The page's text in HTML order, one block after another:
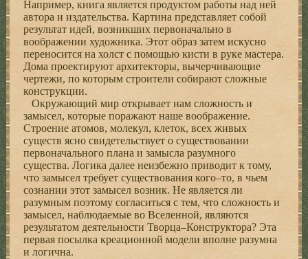
Например, книга является продуктом работы над ней
автора и издательства. Картина представляет собой
результат идей, возникших первоначально в
воображении художника. Этот образ затем искусно
переносится на холст с помощью кисти в руке мастера.
Дома проектируют архитекторы, вычерчивающие
чертежи, по которым строители собирают сложные
конструкции.
Окружающий мир открывает нам сложность и
замысел, которые поражают наше воображение.
Строение атомов, молекул, клеток, всех живых
существ ясно свидетельствует о существовании
первоначального плана и замысла разумного
существа. Логика далее неизбежно приводит к тому,
что замысел требует существования кого–то, в чьем
сознании этот замысел возник. Не является ли
разумным поэтому согласиться с тем, что сложность и
замысел, наблюдаемые во Вселенной, являются
результатом деятельности Творца–Конструктора? Эта
первая посылка креационной модели вполне разумна
и логична.